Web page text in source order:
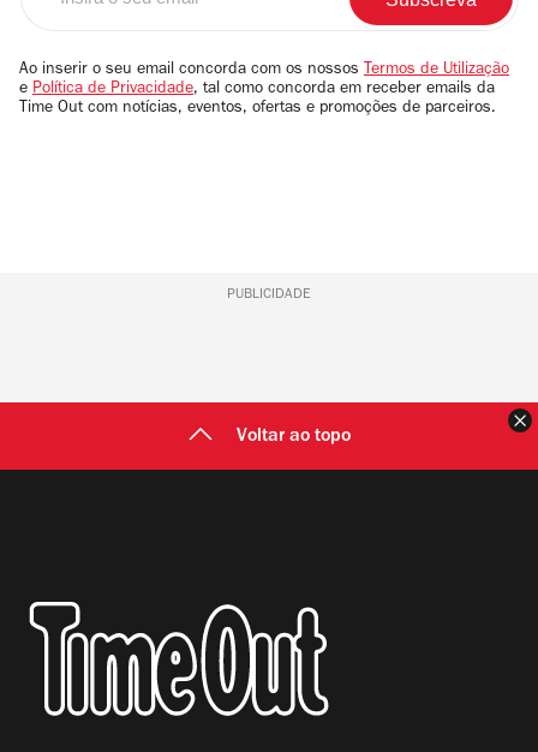
email
Ao inserir o seu email concorda com os nossos Termos de Utilização
e Política de Privacidade, tal como concorda em receber emails da
Time Out com notícias, eventos, ofertas e promoções de parceiros.
PUBLICIDADE
Voltar ao topo